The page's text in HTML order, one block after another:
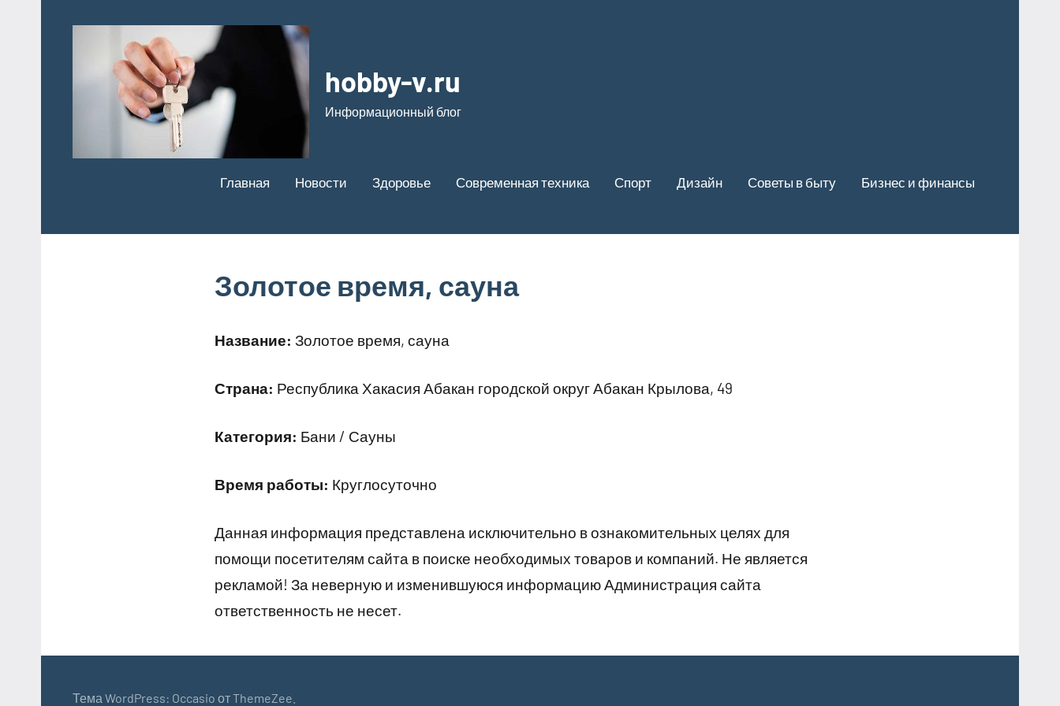
hobby-v.ru
Информационный блог
Главная Новости Здоровье Современная техника Спорт Дизайн Советы в быту Бизнес и финансы
Золотое время, сауна
Название: Золотое время, сауна
Страна: Республика Хакасия Абакан городской округ Абакан Крылова, 49
Категория: Бани / Сауны
Время работы: Круглосуточно
Данная информация представлена исключительно в ознакомительных целях для
помощи посетителям сайта в поиске необходимых товаров и компаний. Не является
рекламой! За неверную и изменившуюся информацию Администрация сайта
ответственность не несет.
Тема WordPress: Occasio от ThemeZee.